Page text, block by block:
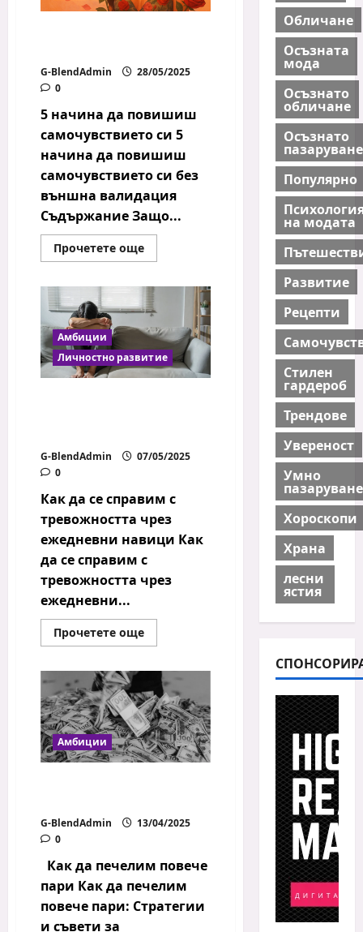
G-BlendAdmin
28/05/2025
0
5 начина да повишиш
самочувствието си 5
начина да повишиш
самочувствието си без
външна валидация
Съдържание Защо...
Прочетете ощеRead
more
начина
да
повишиш
самочувствието
си
Амбиции
Личностно развитие
G-BlendAdmin
07/05/2025
0
Как да се справим с
тревожността чрез
ежедневни навици Как
да се справим с
тревожността чрез
ежедневни...
Прочетете ощеRead
more
се
справим
с
тревожността
чрез
ежедневни
навици
Амбиции
G-BlendAdmin
13/04/2025
0
Как да печелим повече
пари Как да печелим
повече пари: Стратегии
и съвети за
Обличане
Осъзната
мода
Осъзнато
обличане
Осъзнато
пазаруване
Популярно
на модата
Развитие
Рецепти
Стилен
гардероб
Трендове
Увереност
Умно
пазаруване
Хороскопи
Храна
лесни
ястия